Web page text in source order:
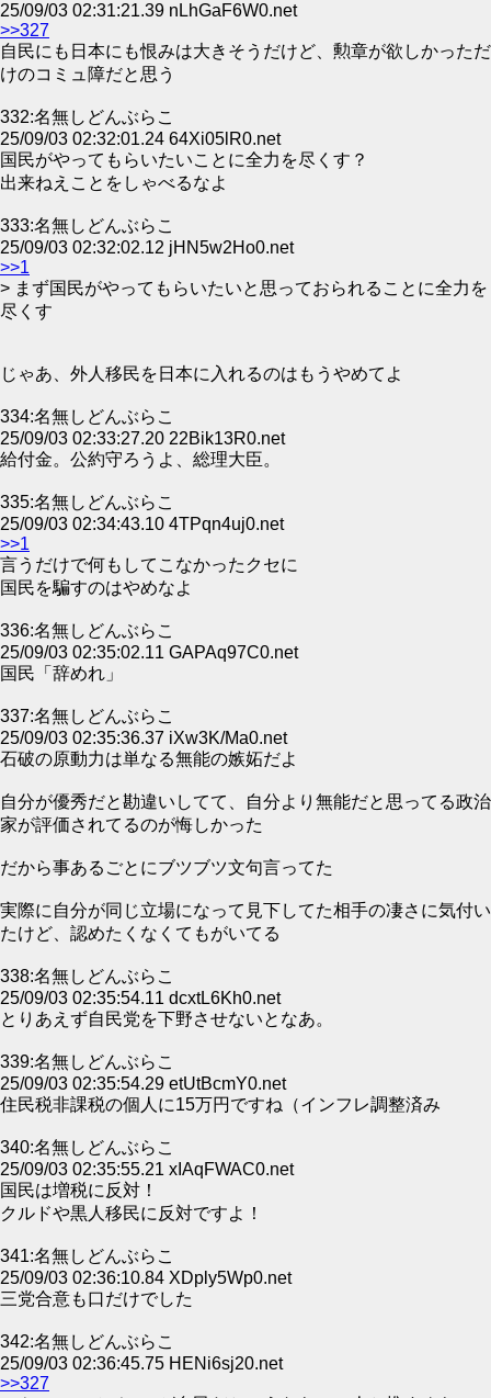
25/09/03 02:31:21.39 nLhGaF6W0.net
>>327
自民にも日本にも恨みは大きそうだけど、勲章が欲しかっただ
けのコミュ障だと思う
332:名無しどんぶらこ
25/09/03 02:32:01.24 64Xi05lR0.net
国民がやってもらいたいことに全力を尽くす？
出来ねえことをしゃべるなよ
333:名無しどんぶらこ
25/09/03 02:32:02.12 jHN5w2Ho0.net
>>1
> まず国民がやってもらいたいと思っておられることに全力を
尽くす
じゃあ、外人移民を日本に入れるのはもうやめてよ
334:名無しどんぶらこ
25/09/03 02:33:27.20 22Bik13R0.net
給付金。公約守ろうよ、総理大臣。
335:名無しどんぶらこ
25/09/03 02:34:43.10 4TPqn4uj0.net
>>1
言うだけで何もしてこなかったクセに
国民を騙すのはやめなよ
336:名無しどんぶらこ
25/09/03 02:35:02.11 GAPAq97C0.net
国民「辞めれ」
337:名無しどんぶらこ
25/09/03 02:35:36.37 iXw3K/Ma0.net
石破の原動力は単なる無能の嫉妬だよ
自分が優秀だと勘違いしてて、自分より無能だと思ってる政治
家が評価されてるのが悔しかった
だから事あるごとにブツブツ文句言ってた
実際に自分が同じ立場になって見下してた相手の凄さに気付い
たけど、認めたくなくてもがいてる
338:名無しどんぶらこ
25/09/03 02:35:54.11 dcxtL6Kh0.net
とりあえず自民党を下野させないとなあ。
339:名無しどんぶらこ
25/09/03 02:35:54.29 etUtBcmY0.net
住民税非課税の個人に15万円ですね（インフレ調整済み
340:名無しどんぶらこ
25/09/03 02:35:55.21 xIAqFWAC0.net
国民は増税に反対！
クルドや黒人移民に反対ですよ！
341:名無しどんぶらこ
25/09/03 02:36:10.84 XDply5Wp0.net
三党合意も口だけでした
342:名無しどんぶらこ
25/09/03 02:36:45.75 HENi6sj20.net
>>327